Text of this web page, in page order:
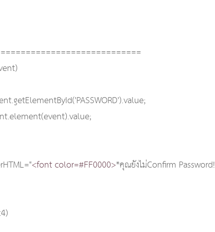
<font color=#FF0000>*คุณยังไม่Confirm Password!